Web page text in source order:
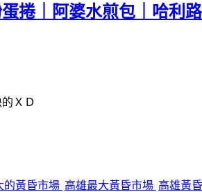
捲｜阿婆水煎包｜哈利
ＸＤ
的黃昏市場 高雄最大黃昏市場 高雄黃